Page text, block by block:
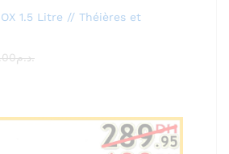
1.5 Litre // Théières et
د.م.